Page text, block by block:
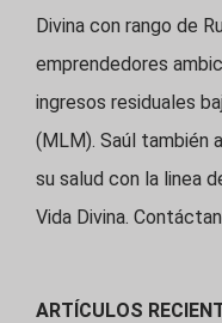
Divina con rango de
emprendedores
ingresos residuales
(MLM). Saúl también
su salud con la linea
Vida Divina.
ARTÍCULOS